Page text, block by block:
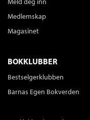
Medlemskap
Magasinet
BOKKLUBBER
Bestselgerklubben
Barnas Egen Bokverden